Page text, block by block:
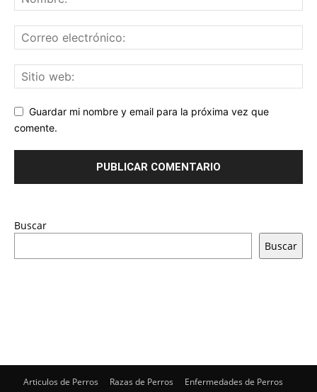
Guardar mi nombre y email para la próxima vez que
comente.
Buscar
Buscar
Articulos de Perros Razas de Perros
Enfermedades de Perros